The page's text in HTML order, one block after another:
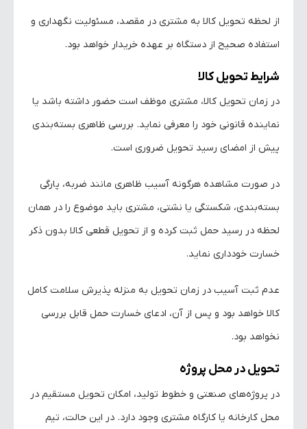
از لحظه تحویل کالا به مشتری در مقصد، مسئولیت نگهداری و
استفاده صحیح از دستگاه بر عهده خریدار خواهد بود.
شرایط تحویل کالا
در زمان تحویل کالا، مشتری موظف است حضور داشته باشد یا
نماینده قانونی خود را معرفی نماید. بررسی ظاهری بسته‌بندی
پیش از امضای رسید تحویل ضروری است.
در صورت مشاهده هرگونه آسیب ظاهری مانند ضربه، پارگی
بسته‌بندی، شکستگی یا نشتی، مشتری باید موضوع را در همان
لحظه در رسید حمل ثبت کرده و از تحویل قطعی کالا بدون ذکر
خسارت خودداری نماید.
عدم ثبت آسیب در زمان تحویل به منزله پذیرش سلامت کامل
کالا خواهد بود و پس از آن، ادعای خسارت حمل قابل بررسی
نخواهد بود.
تحویل در محل پروژه
در پروژه‌های صنعتی و خطوط تولید، امکان تحویل مستقیم در
محل کارخانه یا کارگاه مشتری وجود دارد. در این حالت، تیم